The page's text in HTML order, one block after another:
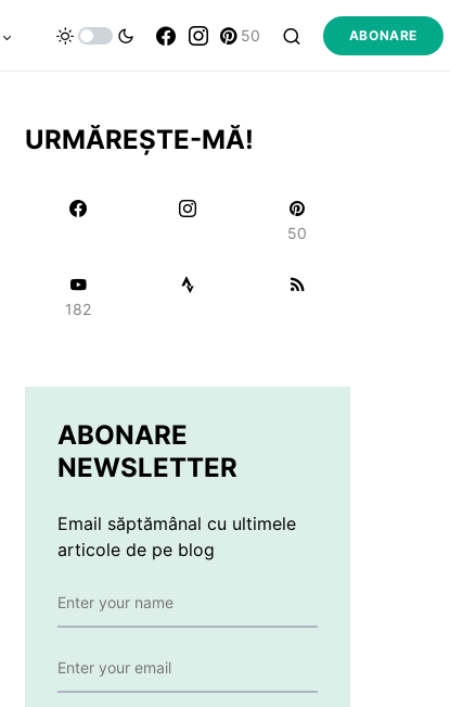
50 ABONARE
URMĂREȘTE-MĂ!
50
182
ABONARE
NEWSLETTER
Email săptămânal cu ultimele
articole de pe blog